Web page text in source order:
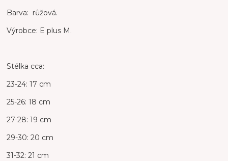
Barva: růžová.
Výrobce: E plus M.
Stélka cca:
23-24: 17 cm
25-26: 18 cm
27-28: 19 cm
29-30: 20 cm
31-32: 21 cm